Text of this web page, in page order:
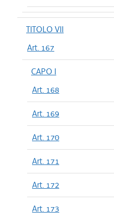
TITOLO VII
Art. 167
CAPO I
Art. 168
Art. 169
Art. 170
Art. 171
Art. 172
Art. 173